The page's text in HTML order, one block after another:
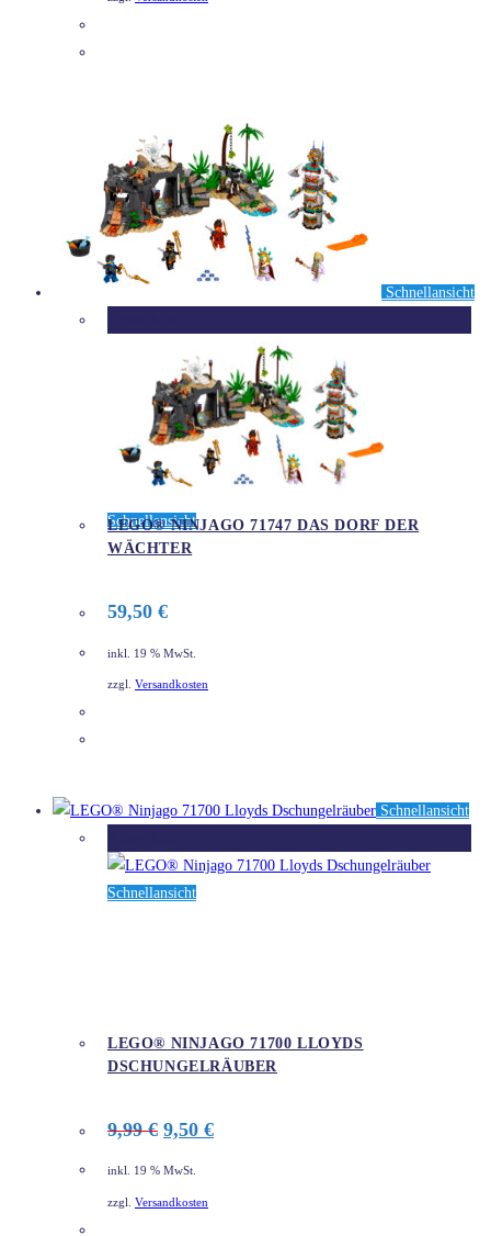
Schnellansicht
Schnellansicht
LEGO® NINJAGO 71747 DAS DORF DER
WÄCHTER
59,50 €
inkl. 19 % MwSt.
zzgl. Versandkosten
Schnellansicht
Schnellansicht
LEGO® NINJAGO 71700 LLOYDS
DSCHUNGELRÄUBER
9,99€ Ursprünglicher
Preis
war:
9,50 €Aktueller
Preis
inkl. 19 % MwSt.
zzgl. Versandkosten